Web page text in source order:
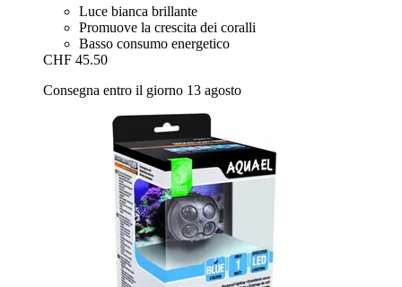
Luce bianca brillante
Promuove la crescita dei coralli
Basso consumo energetico
CHF 45.50
Consegna entro il giorno 13 agosto